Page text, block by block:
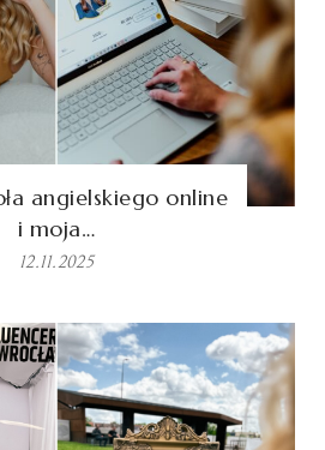
angielskiego online
i moja…
12.11.2025